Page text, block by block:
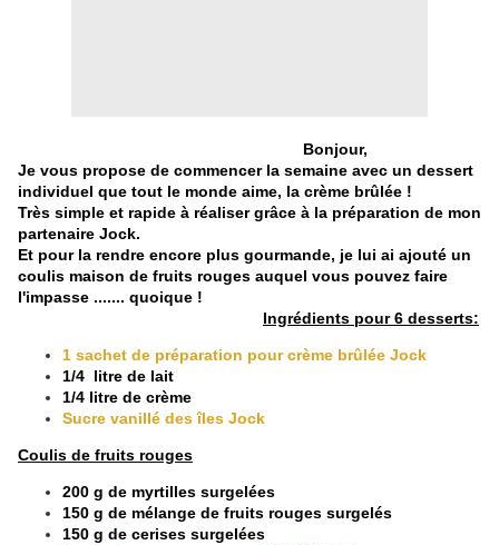
Bonjour,
Je vous propose de commencer la semaine avec un dessert
individuel que tout le monde aime, la crème brûlée !
Très simple et rapide à réaliser grâce à la préparation de mon
partenaire Jock.
Et pour la rendre encore plus gourmande, je lui ai ajouté un
coulis maison de fruits rouges auquel vous pouvez faire
l'impasse ....... quoique !
Ingrédients pour 6 desserts:
1 sachet de préparation pour crème brûlée Jock
1/4 litre de lait
1/4 litre de crème
Sucre vanillé des îles Jock
Coulis de fruits rouges
200 g de myrtilles surgelées
150 g de mélange de fruits rouges surgelés
150 g de cerises surgelées